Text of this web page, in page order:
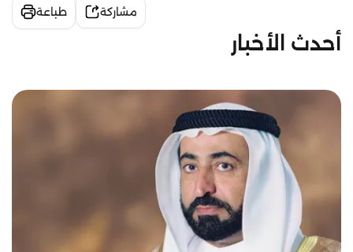
مشاركة طباعة
أحدث الأخبار